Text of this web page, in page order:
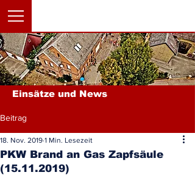
Einsätze und News
Beitrag
PKW Brand an Gas Zapfsäule
(15.11.2019)
18. Nov. 2019 1 Min. Lesezeit